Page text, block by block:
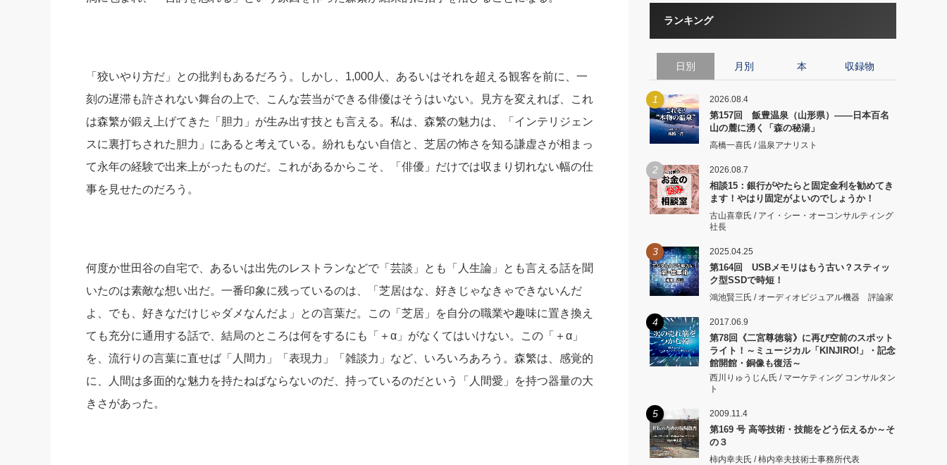
「狡いやり方だ」との批判もあるだろう。しかし、1,000人、あるいはそれを超える観客を前に、一
刻の遅滞も許されない舞台の上で、こんな芸当ができる俳優はそうはいない。見方を変えれば、これ
は森繁が鍛え上げてきた「胆力」が生み出す技とも言える。私は、森繁の魅力は、「インテリジェン
スに裏打ちされた胆力」にあると考えている。紛れもない自信と、芝居の怖さを知る謙虚さが相まっ
て永年の経験で出来上がったものだ。これがあるからこそ、「俳優」だけでは収まり切れない幅の仕
事を見せたのだろう。
何度か世田谷の自宅で、あるいは出先のレストランなどで「芸談」とも「人生論」とも言える話を聞
いたのは素敵な想い出だ。一番印象に残っているのは、「芝居はな、好きじゃなきゃできないんだ
よ、でも、好きなだけじゃダメなんだよ」との言葉だ。この「芝居」を自分の職業や趣味に置き換え
ても充分に通用する話で、結局のところは何をするにも「＋α」がなくてはいけない。この「＋α」
を、流行りの言葉に直せば「人間力」「表現力」「雑談力」など、いろいろあろう。森繁は、感覚的
に、人間は多面的な魅力を持たねばならないのだ、持っているのだという「人間愛」を持つ器量の大
きさがあった。
ランキング
日別 月別 本 収録物
1 2026.08.4
第157回 飯豊温泉（山形県）――日本百名
山の麓に湧く「森の秘湯」
高橋一喜氏 / 温泉アナリスト
2 2026.08.7
相談15：銀行がやたらと固定金利を勧めてき
ます！やはり固定がよいのでしょうか！
古山喜章氏 / アイ・シー・オーコンサルティング
社長
3 2025.04.25
第164回 USBメモリはもう古い？スティッ
ク型SSDで時短！
鴻池賢三氏 / オーディオビジュアル機器 評論家
4 2017.06.9
第78回《二宮尊徳翁》に再び空前のスポット
ライト！～ミュージカル「KINJIRO!」・記念
館開館・銅像も復活～
西川りゅうじん氏 / マーケティング コンサルタン
ト
5 2009.11.4
第169 号 高等技術・技能をどう伝えるか～そ
の３
柿内幸夫氏 / 柿内幸夫技術士事務所代表